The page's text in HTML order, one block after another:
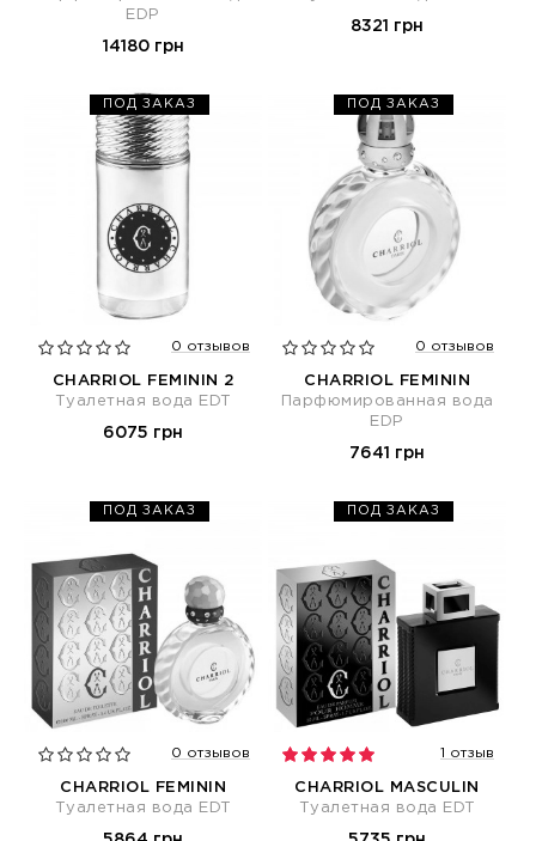
EDP
14180 грн
8321 грн
ПОД ЗАКАЗ
0 отзывов
CHARRIOL FEMININ 2
Туалетная вода EDT
6075 грн
ПОД ЗАКАЗ
0 отзывов
CHARRIOL FEMININ
Парфюмированная вода
EDP
7641 грн
ПОД ЗАКАЗ
0 отзывов
CHARRIOL FEMININ
Туалетная вода EDT
ПОД ЗАКАЗ
1 отзыв
CHARRIOL MASCULIN
Туалетная вода EDT